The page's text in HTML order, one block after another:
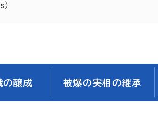
）
の醸成 被爆の実相の継承